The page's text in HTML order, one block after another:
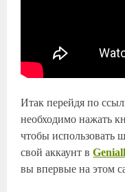
Итак перейдя по
необходимо нажать
чтобы использовать
свой аккаунт в
вы впервые на этом